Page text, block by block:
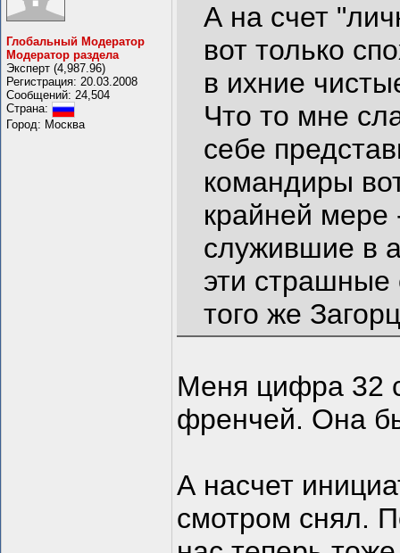
Глобальный Модератор
Модератор раздела
Эксперт (4,987.96)
Регистрация: 20.03.2008
Сообщений: 24,504
Страна:
Город: Москва
А на счет
вот только
в ихние
Что то мне
себе
командиры
крайней мере
служившие в
эти
того же
Меня цифра 32
френчей. Она
А насчет
смотром снял.